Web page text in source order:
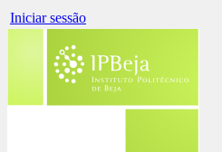
Iniciar sessão